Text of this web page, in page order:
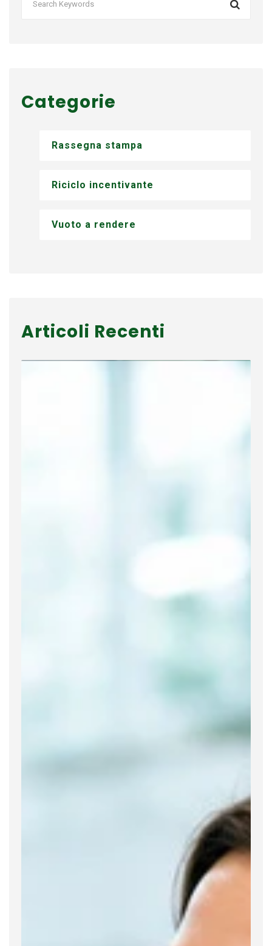
Categorie
Rassegna stampa
Riciclo incentivante
Vuoto a rendere
Articoli Recenti